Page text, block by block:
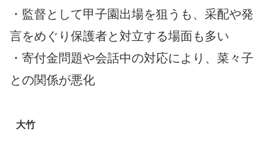
・監督として甲子園出場を狙うも、采配や発
言をめぐり保護者と対立する場面も多い
・寄付金問題や会話中の対応により、菜々子
との関係が悪化
大竹